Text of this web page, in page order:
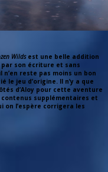
Wildsest une belle addition
son écriture et sans
n’en reste pas moins un bon
le jeu d’origine. Il n’y a que
d’Aloy pour cette aventure
contenus supplémentaires et
on l’espère corrigera les